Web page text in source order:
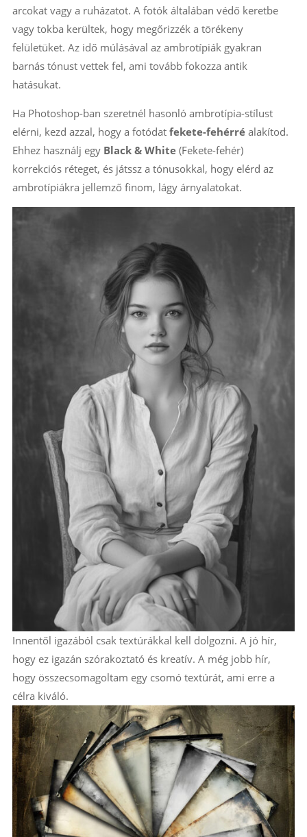
arcokat vagy a ruházatot. A fotók általában védő keretbe
vagy tokba kerültek, hogy megőrizzék a törékeny
felületüket. Az idő múlásával az ambrotípiák gyakran
barnás tónust vettek fel, ami tovább fokozza antik
hatásukat.
Ha Photoshop-ban szeretnél hasonló ambrotípia-stílust
elérni, kezd azzal, hogy a fotódat fekete-fehérréalakítod.
Ehhez használj egy Black & White(Fekete-fehér)
korrekciós réteget, és játssz a tónusokkal, hogy elérd az
ambrotípiákra jellemző finom, lágy árnyalatokat.
Innentől igazából csak textúrákkal kell dolgozni. A jó hír,
hogy ez igazán szórakoztató és kreatív. A még jobb hír,
hogy összecsomagoltam egy csomó textúrát, ami erre a
célra kiváló.